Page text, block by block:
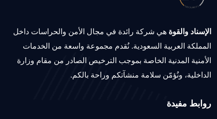
الإسناد والقوة هي شركة رائدة في مجال الأمن والحراسات داخل
المملكة العربية السعودية. نُقدم مجموعة واسعة من الخدمات
الأمنية المدنية الخاصة بموجب الترخيص الصادر من مقام وزارة
الداخلية، ونُؤمّن سلامة منشآتكم وراحة بالكم.
روابط مفيدة